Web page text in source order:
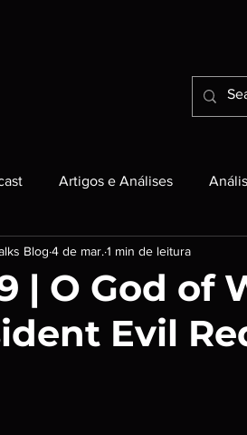
Artigos e Análises
| O God of
Evil
Blog 4 de mar. 1 min de leitura